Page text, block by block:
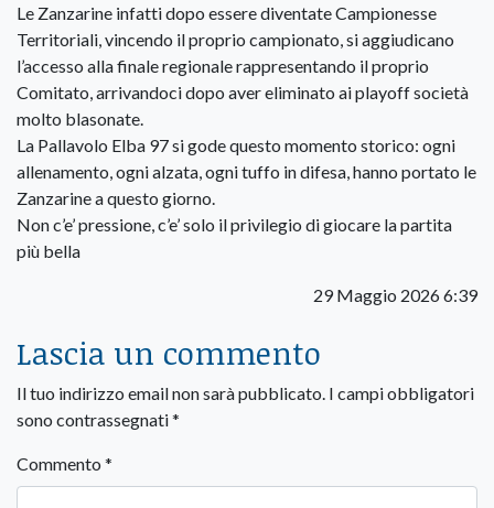
Le Zanzarine infatti dopo essere diventate Campionesse
Territoriali, vincendo il proprio campionato, si aggiudicano
l’accesso alla finale regionale rappresentando il proprio
Comitato, arrivandoci dopo aver eliminato ai playoff società
molto blasonate.
La Pallavolo Elba 97 si gode questo momento storico: ogni
allenamento, ogni alzata, ogni tuffo in difesa, hanno portato le
Zanzarine a questo giorno.
Non c’e’ pressione, c’e’ solo il privilegio di giocare la partita
più bella
29 Maggio 2026 6:39
Lascia un commento
Il tuo indirizzo email non sarà pubblicato. I campi obbligatori
sono contrassegnati*
Commento *